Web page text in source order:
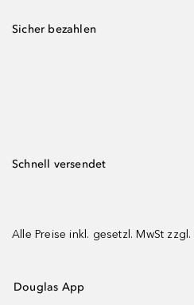
Sicher bezahlen
Schnell versendet
Alle Preise inkl. gesetzl. MwSt zzgl.
Douglas App